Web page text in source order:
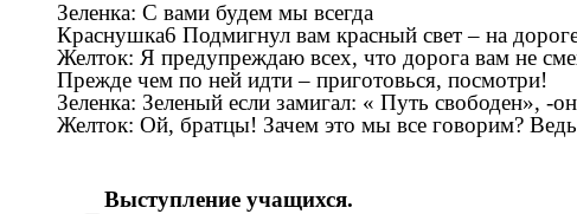
Зеленка: С вами будем мы всегда
Краснушка6 Подмигнул вам красный свет – на дороге
Желток: Я предупреждаю всех, что дорога вам не
Прежде чем по ней идти – приготовься, посмотри!
Зеленка: Зеленый если замигал: « Путь свободен», -
Желток: Ой, братцы! Зачем это мы все говорим? Ведь
Выступление учащихся.